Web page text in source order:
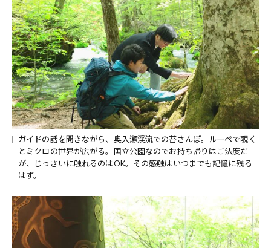
ガイドの話を聞きながら、奥入瀬渓流での苔さんぽ。ルーペで覗く
とミクロの世界が広がる。国立公園なのでお持ち帰りはご法度だ
が、じっさいに触れるのはOK。その感触はいつまでも記憶に残る
はず。